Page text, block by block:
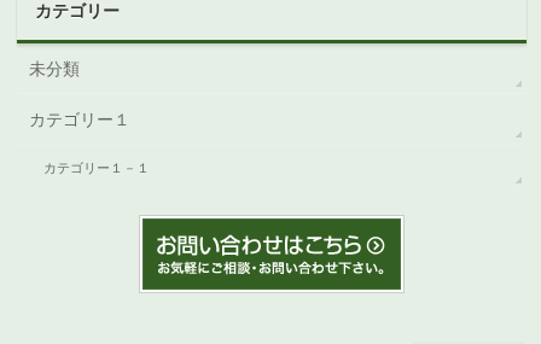
カテゴリー
未分類
カテゴリー１
カテゴリー１－１